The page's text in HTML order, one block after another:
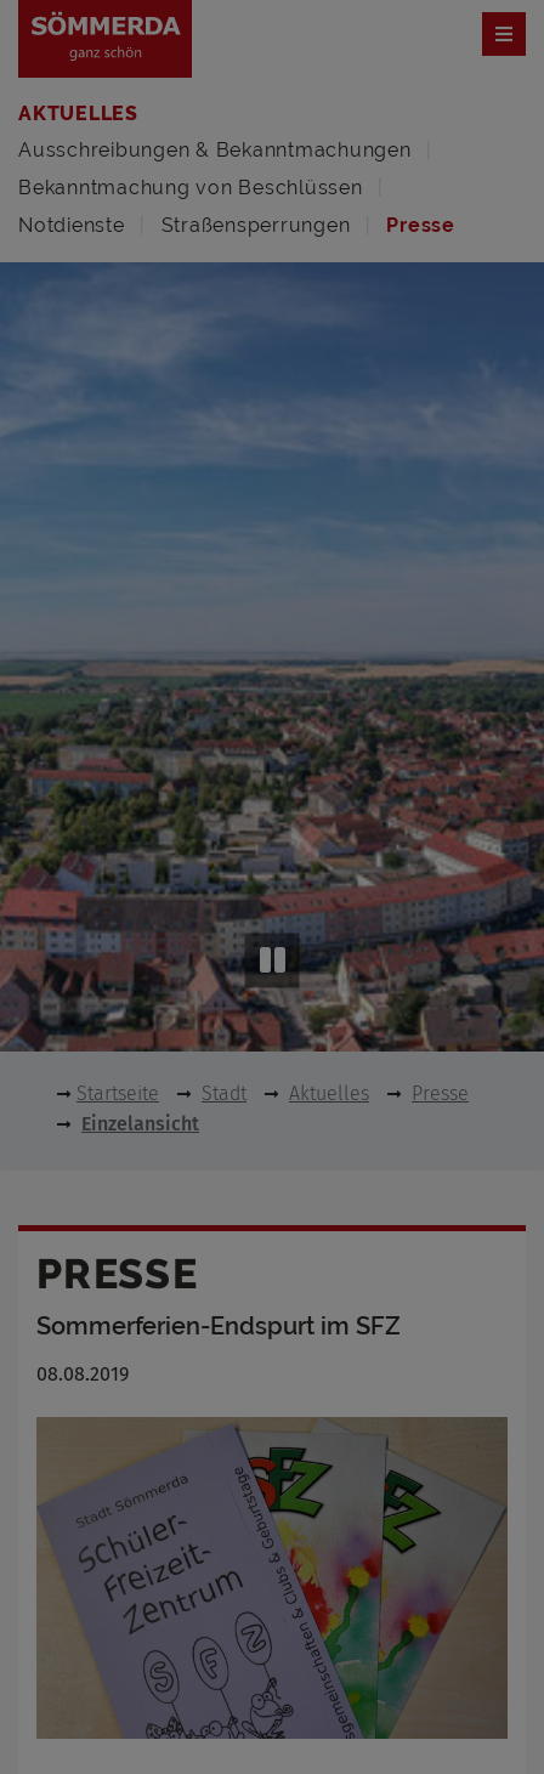
AKTUELLES
Ausschreibungen & Bekanntmachungen
Bekanntmachung von Beschlüssen
Notdienste
Straßensperrungen Presse
Startseite Stadt Aktuelles
Presse
Einzelansicht
PRESSE
Sommerferien-Endspurt im SFZ
08.08.2019